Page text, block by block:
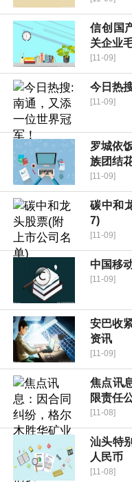
信创国
关企业
[11-09]
今日热
[11-09]
罗城依
族团结
[11-09]
碳中和
7)
[11-09]
中国移
[11-09]
安巴收
资讯
[11-09]
焦点讯
限责任
[11-08]
汕头特
人民币
[11-08]